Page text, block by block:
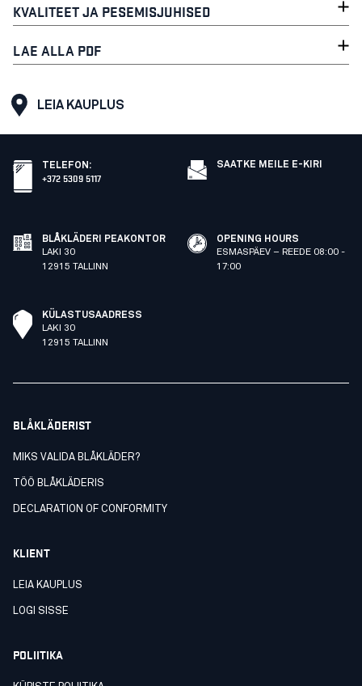
KVALITEET JA PESEMISJUHISED
LAE ALLA PDF
LEIA KAUPLUS
TELEFON :
+372 5309 5117
SAATKE MEILE E-KIRI
BLÅKLÄDERI PEAKONTOR
LAKI 30
12915 TALLINN
OPENING HOURS
ESMASPÄEV – REEDE 08:00 -
17:00
KÜLASTUSAADRESS
LAKI 30
12915 TALLINN
BLÅKLÄDERIST
MIKS VALIDA BLÅKLÄDER?
TÖÖ BLÅKLÄDERIS
DECLARATION OF CONFORMITY
KLIENT
LEIA KAUPLUS
LOGI SISSE
POLIITIKA